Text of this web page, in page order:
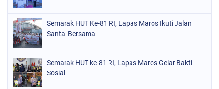
Semarak HUT Ke-81 RI, Lapas Maros Ikuti Jalan
Santai Bersama
Semarak HUT ke-81 RI, Lapas Maros Gelar Bakti
Sosial